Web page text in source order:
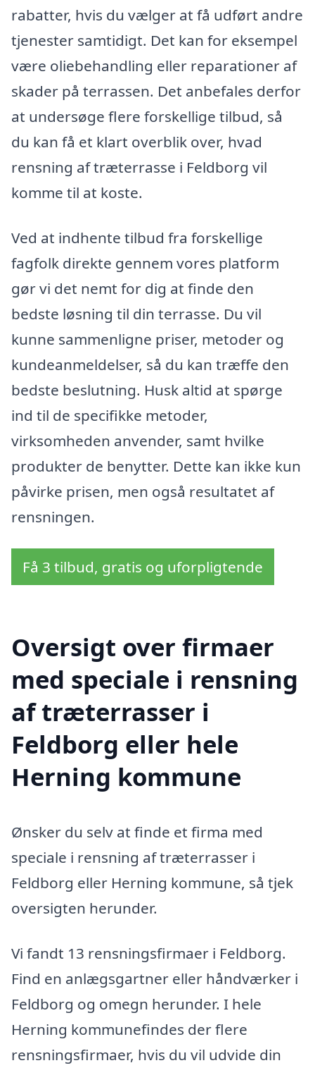
rabatter, hvis du vælger at få udført andre
tjenester samtidigt. Det kan for eksempel
være oliebehandling eller reparationer af
skader på terrassen. Det anbefales derfor
at undersøge flere forskellige tilbud, så
du kan få et klart overblik over, hvad
rensning af træterrasse i Feldborg vil
komme til at koste.
Ved at indhente tilbud fra forskellige
fagfolk direkte gennem vores platform
gør vi det nemt for dig at finde den
bedste løsning til din terrasse. Du vil
kunne sammenligne priser, metoder og
kundeanmeldelser, så du kan træffe den
bedste beslutning. Husk altid at spørge
ind til de specifikke metoder,
virksomheden anvender, samt hvilke
produkter de benytter. Dette kan ikke kun
påvirke prisen, men også resultatet af
rensningen.
Få 3 tilbud, gratis og uforpligtende
Oversigt over firmaer
med speciale i rensning
af træterrasser i
Feldborg eller hele
Herning kommune
Ønsker du selv at finde et firma med
speciale i rensning af træterrasser i
Feldborg eller Herning kommune, så tjek
oversigten herunder.
Vi fandt 13 rensningsfirmaer i Feldborg.
Find en anlægsgartner eller håndværker i
Feldborg og omegn herunder. I hele
Herning kommunefindes der flere
rensningsfirmaer, hvis du vil udvide din